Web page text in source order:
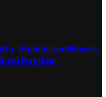
Bhabinkamtibmas
Bagikan